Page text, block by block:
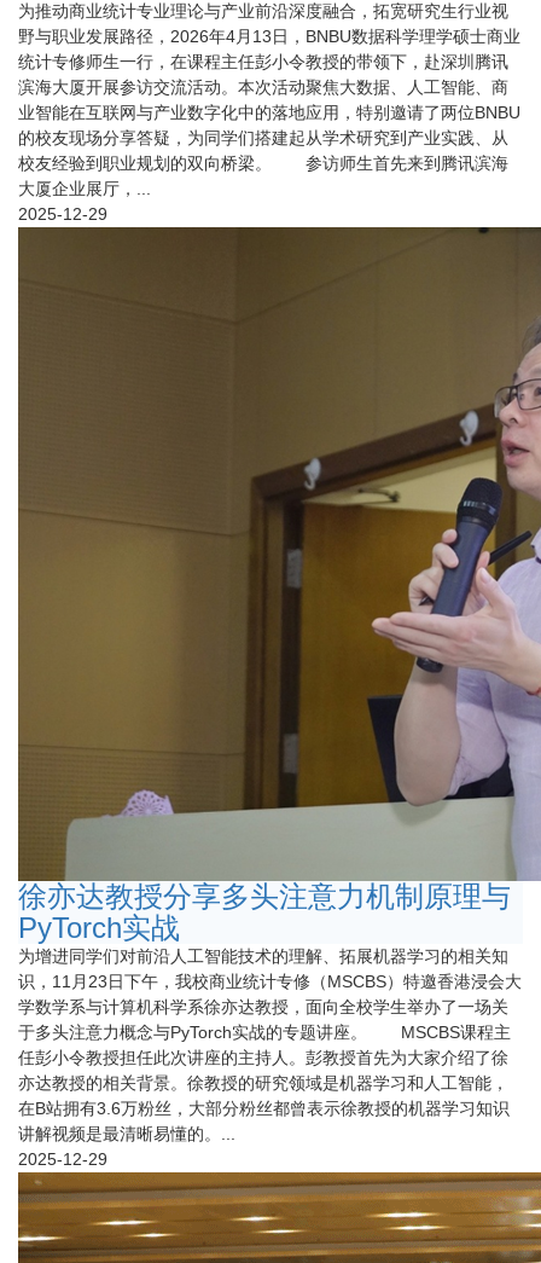
为推动商业统计专业理论与产业前沿深度融合，拓宽研究生行业视
野与职业发展路径，2026年4月13日，BNBU数据科学理学硕士商业
统计专修师生一行，在课程主任彭小令教授的带领下，赴深圳腾讯
滨海大厦开展参访交流活动。本次活动聚焦大数据、人工智能、商
业智能在互联网与产业数字化中的落地应用，特别邀请了两位BNBU
的校友现场分享答疑，为同学们搭建起从学术研究到产业实践、从
校友经验到职业规划的双向桥梁。 参访师生首先来到腾讯滨海
大厦企业展厅，...
2025-12-29
徐亦达教授分享多头注意力机制原理与
PyTorch实战
为增进同学们对前沿人工智能技术的理解、拓展机器学习的相关知
识，11月23日下午，我校商业统计专修（MSCBS）特邀香港浸会大
学数学系与计算机科学系徐亦达教授，面向全校学生举办了一场关
于多头注意力概念与PyTorch实战的专题讲座。 MSCBS课程主
任彭小令教授担任此次讲座的主持人。彭教授首先为大家介绍了徐
亦达教授的相关背景。徐教授的研究领域是机器学习和人工智能，
在B站拥有3.6万粉丝，大部分粉丝都曾表示徐教授的机器学习知识
讲解视频是最清晰易懂的。...
2025-12-29